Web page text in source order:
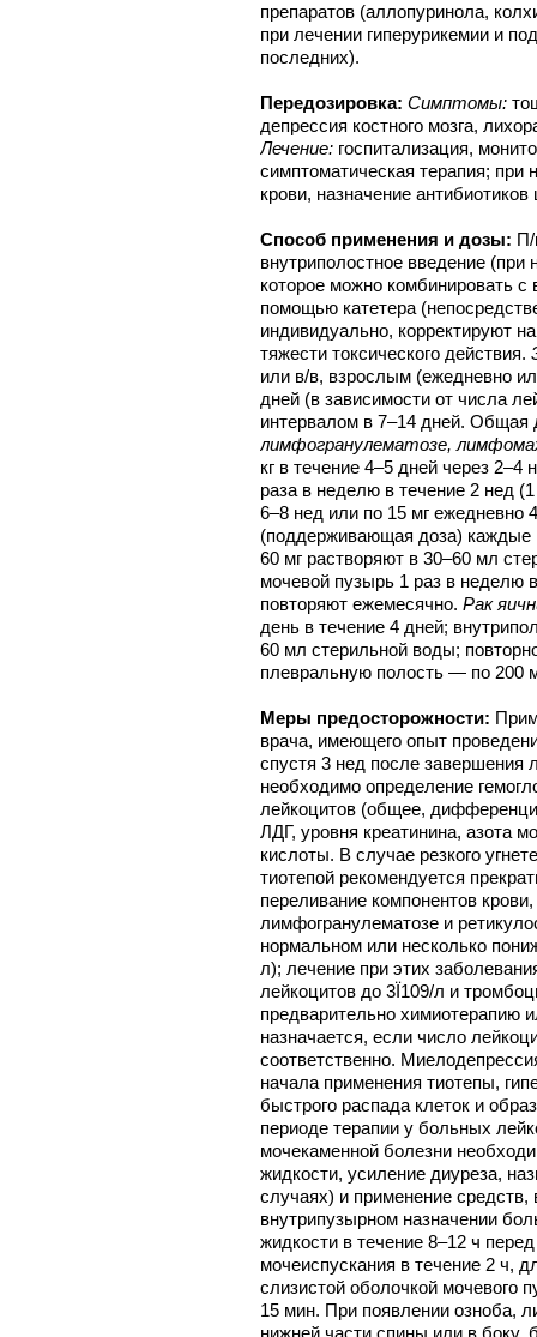
препаратов (аллопуринола,
при лечении гиперурикемии и
последних).
Передозировка: Симптомы:
депрессия костного мозга,
Лечение: госпитализация,
симптоматическая терапия;
крови, назначение
Способ применения и дозы: П/
внутриполостное введение
которое можно комбинировать
помощью катетера
индивидуально, корректируют
тяжести токсического действия.
или в/в, взрослым (ежедневно
дней (в зависимости от числа
интервалом в 7–14 дней. Общая
лимфогранулематозе,
кг в течение 4–5 дней через 2–4
раза в неделю в течение 2 нед
6–8 нед или по 15 мг ежедневно
(поддерживающая доза) каждые
60 мг растворяют в 30–60 мл
мочевой пузырь 1 раз в неделю
повторяют ежемесячно. Рак
день в течение 4 дней;
60 мл стерильной воды;
плевральную полость — по 200
Меры предосторожности:
врача, имеющего опыт
спустя 3 нед после
необходимо определение
лейкоцитов (общее,
ЛДГ, уровня креатинина, азота
кислоты. В случае резкого
тиотепой рекомендуется
переливание компонентов
лимфогранулематозе и
нормальном или несколько
л); лечение при этих
лейкоцитов до 3Ї109/л и
предварительно химиотерапию
назначается, если число
соответственно.
начала применения тиотепы,
быстрого распада клеток и
периоде терапии у больных
мочекаменной болезни
жидкости, усиление диуреза,
случаях) и применение
внутрипузырном назначении
жидкости в течение 8–12 ч
мочеиспускания в течение 2 ч,
слизистой оболочкой мочевого
15 мин. При появлении озноба,
нижней части спины или в боку,